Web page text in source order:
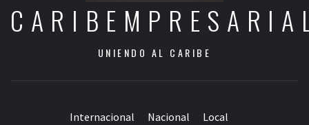
UNIENDO AL CARIBE
Internacional Nacional Local